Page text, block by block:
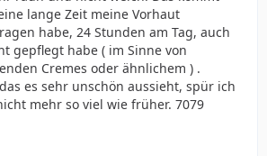
lange Zeit meine Vorhaut
habe, 24 Stunden am Tag, auch
gepflegt habe ( im Sinne von
Cremes oder ähnlichem ) .
es sehr unschön aussieht, spür ich
mehr so viel wie früher. 7079